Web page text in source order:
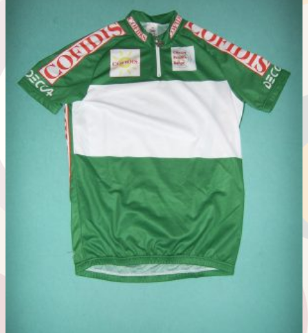
meerdere
variaties.
Deze
optie
kan
gekozen
worden
productpagina